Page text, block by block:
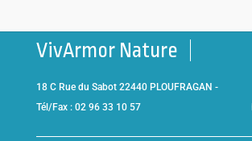
VivArmor Nature
18 C Rue du Sabot 22440 PLOUFRAGAN -
Tél/Fax : 02 96 33 10 57